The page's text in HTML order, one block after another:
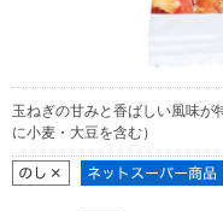
玉ねぎの甘みと香ばしい風味が
に小麦・大豆を含む）